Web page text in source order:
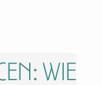
Wie